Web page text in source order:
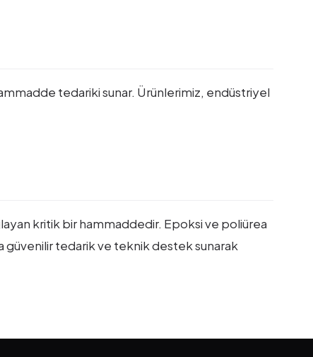
tedariki sunar. Ürünlerimiz, endüstriyel
kritik bir hammaddedir. Epoksi ve poliürea
güvenilir tedarik ve teknik destek sunarak